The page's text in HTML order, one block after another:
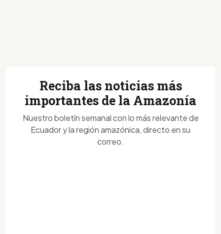
Reciba las noticias más
importantes de la Amazonía
Nuestro boletín semanal con lo más relevante de
Ecuador y la región amazónica, directo en su
correo.